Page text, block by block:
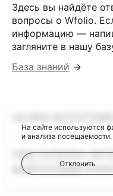
Здесь вы найдёте
вопросы о Wfolio.
информацию —
загляните в нашу
База знаний →
ЧЕМ ГАЛЕРЕИ
На сайте используются
и анализа посещаемости.
Отклонить